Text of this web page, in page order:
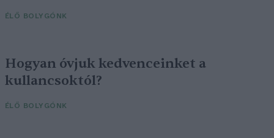
ÉLŐ BOLYGÓNK
Hogyan óvjuk kedvenceinket a
kullancsoktól?
ÉLŐ BOLYGÓNK